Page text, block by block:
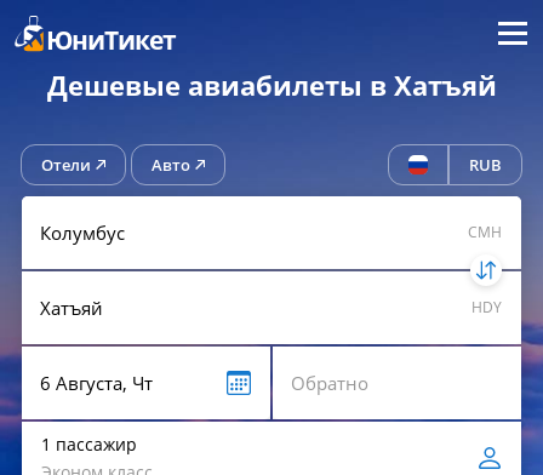
ЮниТикет Меню
Дешевые авиабилеты в Хатъяй
Отели Авто RUB
CMH
HDY
1 пассажир